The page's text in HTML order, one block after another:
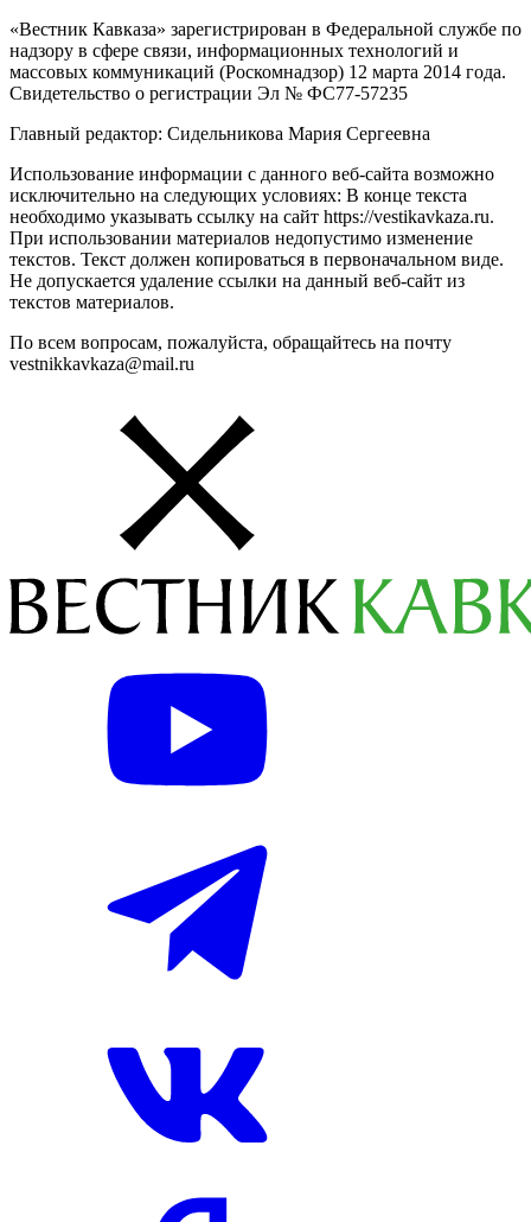
«Вестник Кавказа» зарегистрирован в Федеральной службе по
надзору в сфере связи, информационных технологий и
массовых коммуникаций (Роскомнадзор) 12 марта 2014 года.
Свидетельство о регистрации Эл № ФС77-57235
Главный редактор: Сидельникова Мария Сергеевна
Использование информации с данного веб-сайта возможно
исключительно на следующих условиях: В конце текста
необходимо указывать ссылку на сайт https://vestikavkaza.ru.
При использовании материалов недопустимо изменение
текстов. Текст должен копироваться в первоначальном виде.
Не допускается удаление ссылки на данный веб-сайт из
текстов материалов.
По всем вопросам, пожалуйста, обращайтесь на почту
vestnikkavkaza@mail.ru